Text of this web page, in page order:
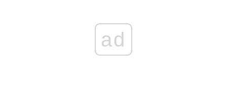
ad